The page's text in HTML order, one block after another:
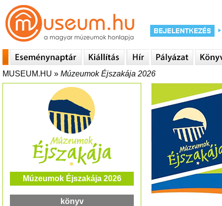
MUSEUM.HU » Múzeumok Éjszakája 2026
Múzeumok Éjszakája 2026
könyv